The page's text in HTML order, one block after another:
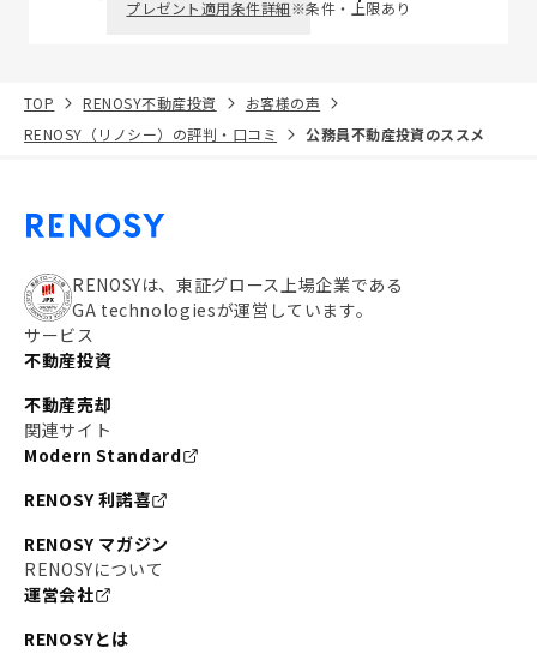
プレゼント適用条件詳細※条件・上限あり
TOP RENOSY不動産投資
お客様の声
RENOSY（リノシー）の評判・口コミ
公務員不動産投資のススメ
RENOSYは、東証グロース上場企業である
GA technologiesが運営しています。
サービス
不動産投資
不動産売却
関連サイト
Modern Standard
RENOSY 利諾喜
RENOSY マガジン
RENOSYについて
運営会社
RENOSYとは